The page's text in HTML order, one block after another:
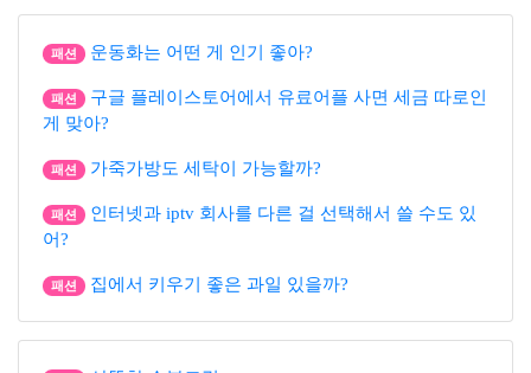
패션 운동화는 어떤 게 인기 좋아?
패션
구글 플레이스토어에서 유료어플 사면 세금 따로인
게 맞아?
패션 가죽가방도 세탁이 가능할까?
패션
인터넷과 iptv 회사를 다른 걸 선택해서 쓸 수도 있
어?
패션 집에서 키우기 좋은 과일 있을까?